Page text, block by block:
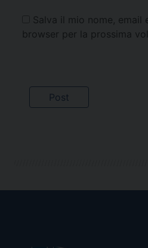
Salva il mio nome, email
browser per la prossima